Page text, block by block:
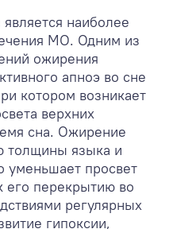
наиболее
МО. Одним из
ожирения
апноэ во сне
котором возникает
верхних
сна. Ожирение
толщины языка и
уменьшает просвет
его перекрытию во
регулярных
гипоксии,